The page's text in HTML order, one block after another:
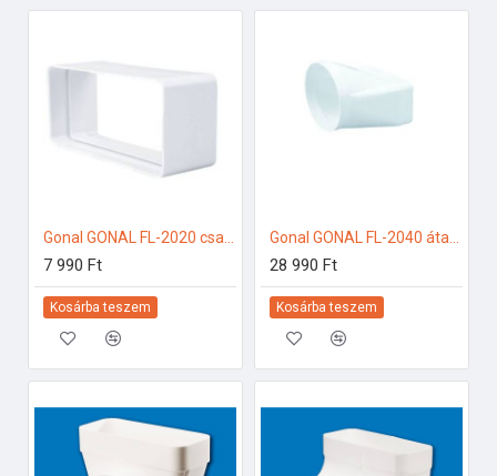
Gonal GONAL FL-2020 csatlakozó/toldó, 90x220 150-es páraelszívóhoz
7 990 Ft
Kosárba teszem
Gonal GONAL FL-2040 átalakító idom, NA150 - 90x220 150-es páraelszívóhoz
28 990 Ft
Kosárba teszem